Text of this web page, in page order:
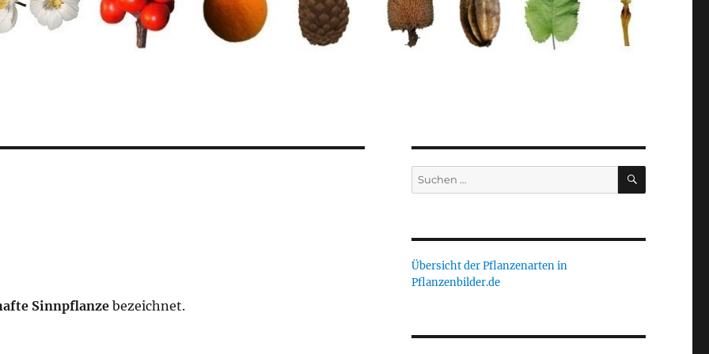
Sinnpflanzebezeichnet.
Suche
nach:
SUCHEN
Übersicht der Pflanzenarten in
Pflanzenbilder.de